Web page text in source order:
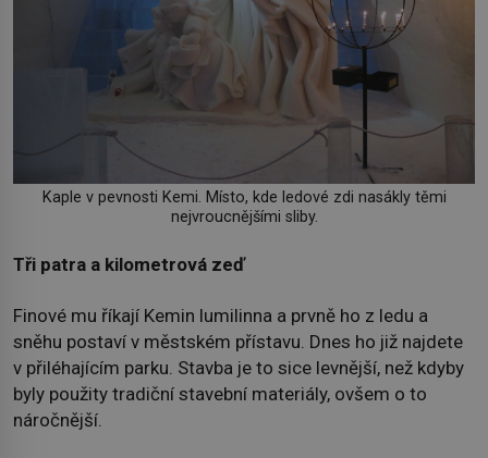
Kaple v pevnosti Kemi. Místo, kde ledové zdi nasákly těmi
nejvroucnějšími sliby.
Tři patra a kilometrová zeď
Finové mu říkají Kemin lumilinna a prvně ho z ledu a
sněhu postaví v městském přístavu. Dnes ho již najdete
v přiléhajícím parku. Stavba je to sice levnější, než kdyby
byly použity tradiční stavební materiály, ovšem o to
náročnější.